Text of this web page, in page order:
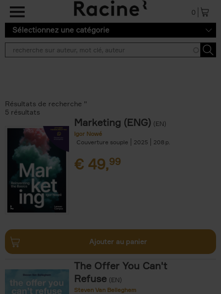
Aller au contenu principal
0
Sélectionnez une catégorie
Résultats de recherche ''
5 résultats
Marketing (ENG) (EN)
Igor Nowé
Couverture souple
2025 208
€ 49,99
Ajouter au panier
The Offer You Can't
Refuse (EN)
Steven Van Belleghem